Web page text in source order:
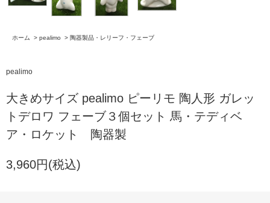
ホーム > pealimo > 陶器製品・レリーフ・フェーブ
pealimo
大きめサイズ pealimo ピーリモ 陶人形 ガレッ
トデロワ フェーブ３個セット 馬・テディベ
ア・ロケット 陶器製
3,960円(税込)